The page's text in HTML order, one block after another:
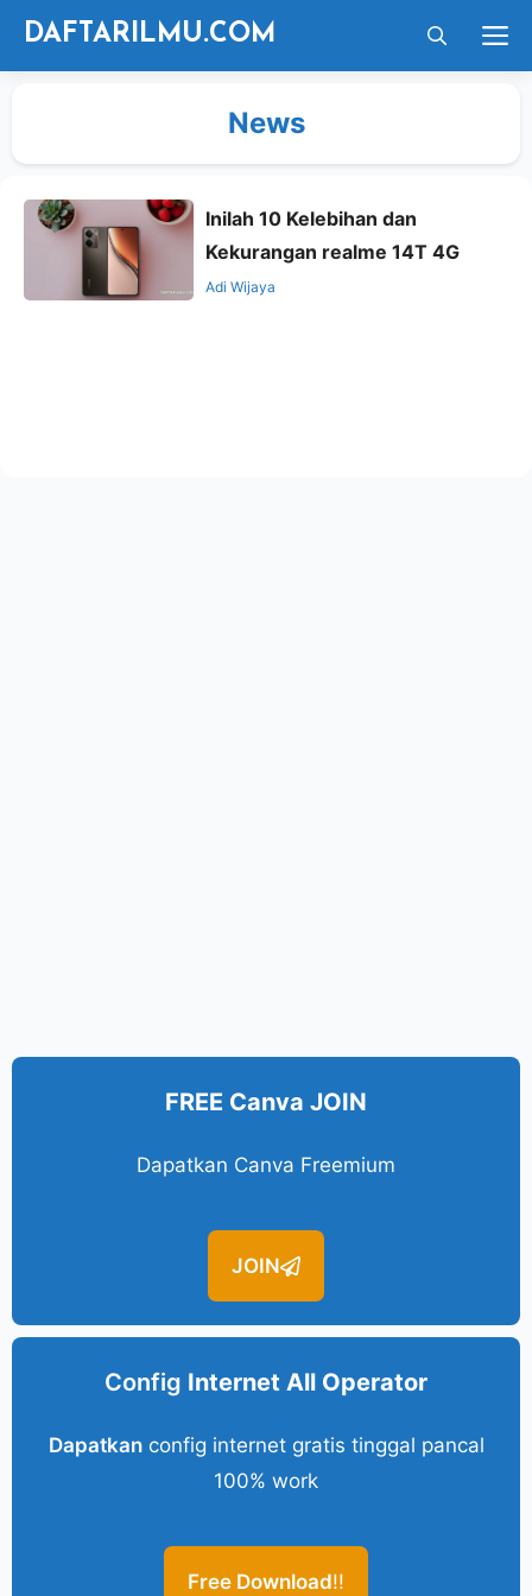
Langsung
DAFTARILMU.COM
News
Inilah 10 Kelebihan dan
Kekurangan realme 14T 4G
Adi Wijaya
FREE Canva JOIN
Dapatkan Canva Freemium
JOIN
Config Internet All Operator
Dapatkanconfig internet gratis tinggal pancal
100% work
Free Download!!